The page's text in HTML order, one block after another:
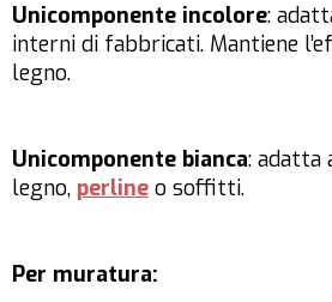
Unicomponente incolore:
interni di fabbricati. Mantiene
legno.
Unicomponente bianca:
legno, perline o soffitti.
Per muratura: